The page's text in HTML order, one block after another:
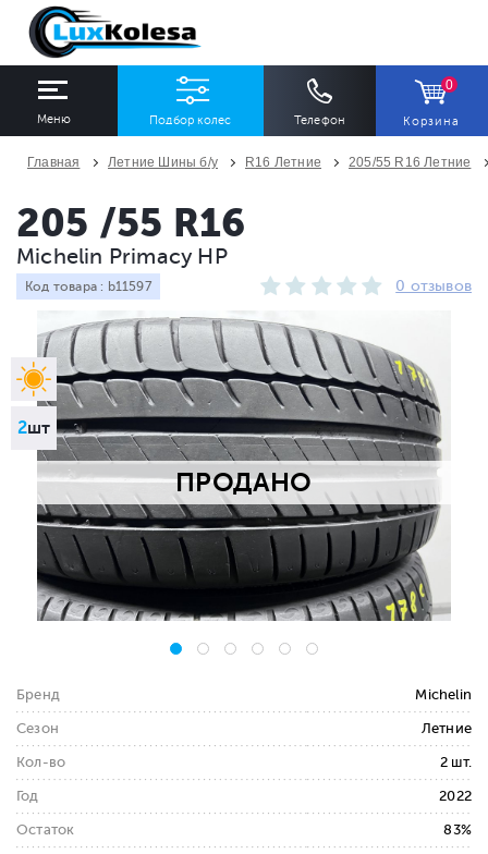
Меню Подбор колес Телефон
0
Корзина
Ширина
Все
Профиль
Все
Сезон
Все
Количество
Все
ПОДОБРАТЬ
Главная Летние Шины б/у R16 Летние 205/55 R16 Летние
ПРОДАНО
2шт
205 /55 R16
Michelin Primacy HP
Код товара : b11597 0 отзывов
Бренд Michelin
Сезон Летние
Кол-во 2 шт.
Год 2022
Остаток 83%